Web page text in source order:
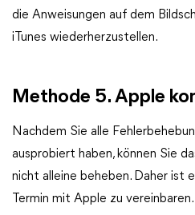
die Anweisungen auf dem
iTunes wiederherzustellen.
Methode 5. Apple
Nachdem Sie alle
ausprobiert haben, können Sie
nicht alleine beheben. Daher ist
Termin mit Apple zu vereinbaren.